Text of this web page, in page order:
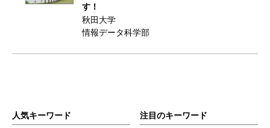
す！
秋田大学
情報データ科学部
人気キーワード 注目のキーワード